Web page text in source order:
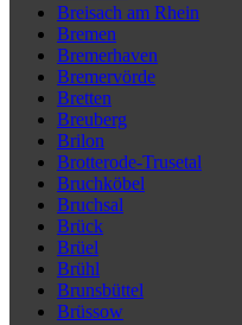
Breisach am Rhein
Bremen
Bremerhaven
Bremervörde
Bretten
Breuberg
Brilon
Brotterode-Trusetal
Bruchköbel
Bruchsal
Brück
Brüel
Brühl
Brunsbüttel
Brüssow